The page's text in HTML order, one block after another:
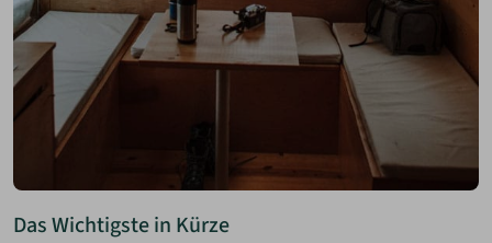
Das Wichtigste in Kürze